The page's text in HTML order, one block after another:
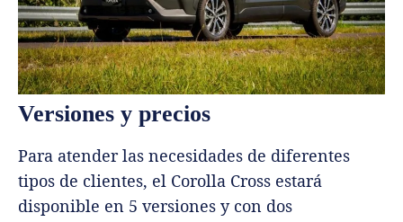
Versiones y precios
Para atender las necesidades de diferentes
tipos de clientes, el Corolla Cross estará
disponible en 5 versiones y con dos